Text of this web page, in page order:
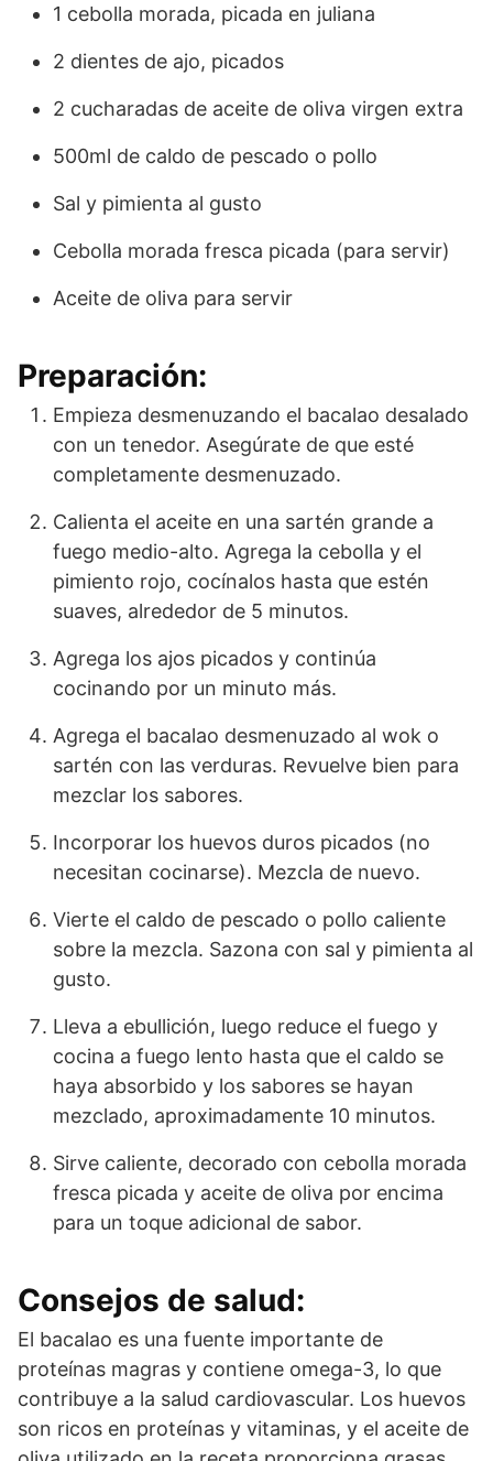
1 cebolla morada, picada en juliana
2 dientes de ajo, picados
2 cucharadas de aceite de oliva virgen extra
500ml de caldo de pescado o pollo
Sal y pimienta al gusto
Cebolla morada fresca picada (para servir)
Aceite de oliva para servir
Preparación:
Empieza desmenuzando el bacalao desalado
con un tenedor. Asegúrate de que esté
completamente desmenuzado.
Calienta el aceite en una sartén grande a
fuego medio-alto. Agrega la cebolla y el
pimiento rojo, cocínalos hasta que estén
suaves, alrededor de 5 minutos.
Agrega los ajos picados y continúa
cocinando por un minuto más.
Agrega el bacalao desmenuzado al wok o
sartén con las verduras. Revuelve bien para
mezclar los sabores.
Incorporar los huevos duros picados (no
necesitan cocinarse). Mezcla de nuevo.
Vierte el caldo de pescado o pollo caliente
sobre la mezcla. Sazona con sal y pimienta al
gusto.
Lleva a ebullición, luego reduce el fuego y
cocina a fuego lento hasta que el caldo se
haya absorbido y los sabores se hayan
mezclado, aproximadamente 10 minutos.
Sirve caliente, decorado con cebolla morada
fresca picada y aceite de oliva por encima
para un toque adicional de sabor.
Consejos de salud:
El bacalao es una fuente importante de
proteínas magras y contiene omega-3, lo que
contribuye a la salud cardiovascular. Los huevos
son ricos en proteínas y vitaminas, y el aceite de